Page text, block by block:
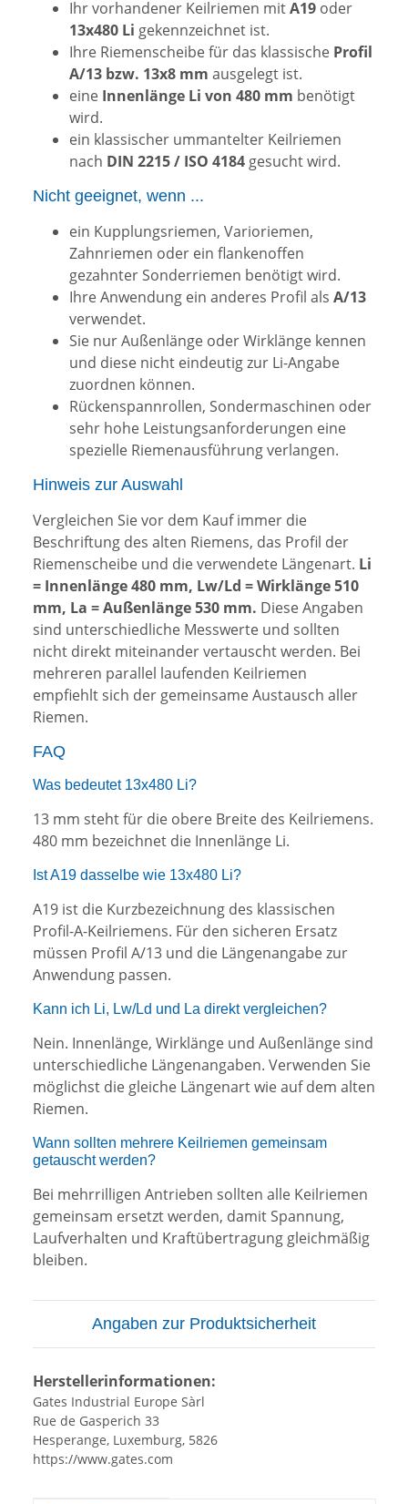
Ihr vorhandener Keilriemen mitA19 oder
13x480 Li gekennzeichnet ist.
Ihre Riemenscheibe für das klassische Profil
A/13 bzw. 13x8 mm ausgelegt ist.
eine Innenlänge Li von 480 mm benötigt
wird.
ein klassischer ummantelter Keilriemen
nach DIN 2215 / ISO 4184 gesucht wird.
Nicht geeignet, wenn ...
ein Kupplungsriemen, Varioriemen,
Zahnriemen oder ein flankenoffen
gezahnter Sonderriemen benötigt wird.
Ihre Anwendung ein anderes Profil als A/13
verwendet.
Sie nur Außenlänge oder Wirklänge kennen
und diese nicht eindeutig zur Li-Angabe
zuordnen können.
Rückenspannrollen, Sondermaschinen oder
sehr hohe Leistungsanforderungen eine
spezielle Riemenausführung verlangen.
Hinweis zur Auswahl
Vergleichen Sie vor dem Kauf immer die
Beschriftung des alten Riemens, das Profil der
Riemenscheibe und die verwendete Längenart. Li
= Innenlänge 480 mm, Lw/Ld = Wirklänge 510
mm, La = Außenlänge 530 mm. Diese Angaben
sind unterschiedliche Messwerte und sollten
nicht direkt miteinander vertauscht werden. Bei
mehreren parallel laufenden Keilriemen
empfiehlt sich der gemeinsame Austausch aller
Riemen.
FAQ
Was bedeutet 13x480 Li?
13 mm steht für die obere Breite des Keilriemens.
480 mm bezeichnet die Innenlänge Li.
Ist A19 dasselbe wie 13x480 Li?
A19 ist die Kurzbezeichnung des klassischen
Profil-A-Keilriemens. Für den sicheren Ersatz
müssen Profil A/13 und die Längenangabe zur
Anwendung passen.
Kann ich Li, Lw/Ld und La direkt vergleichen?
Nein. Innenlänge, Wirklänge und Außenlänge sind
unterschiedliche Längenangaben. Verwenden Sie
möglichst die gleiche Längenart wie auf dem alten
Riemen.
Wann sollten mehrere Keilriemen gemeinsam
getauscht werden?
Bei mehrrilligen Antrieben sollten alle Keilriemen
gemeinsam ersetzt werden, damit Spannung,
Laufverhalten und Kraftübertragung gleichmäßig
bleiben.
Angaben zur Produktsicherheit
Herstellerinformationen:
Gates Industrial Europe Sàrl
Rue de Gasperich 33
Hesperange, Luxemburg, 5826
https://www.gates.com